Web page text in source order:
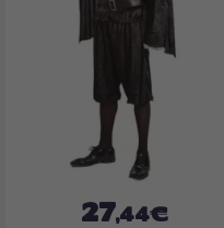
27,44€